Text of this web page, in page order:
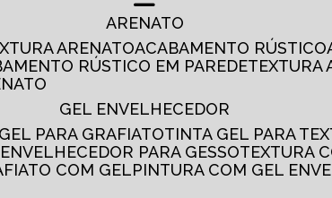
ARENATO
ARENATO ACABAMENTO RÚSTICO
RÚSTICO EM PAREDE
GEL ENVELHECEDOR
GEL PARA GRAFIATO TINTA GEL PARA
ENVELHECEDOR PARA GESSO
TEXTURA
COM GEL
PINTURA COM GEL